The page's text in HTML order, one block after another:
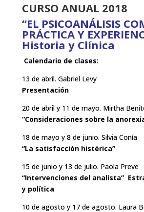
CURSO ANUAL 2018
“EL PSICOANÁLISIS
PRÁCTICA Y
Historia y Clínica
Calendario de clases:
13 de abril. Gabriel Levy
Presentación
20 de abril y 11 de mayo. Mirtha
“Consideraciones sobre la
18 de mayo y 8 de junio. Silvia Conía
“La satisfacción histérica”
15 de junio y 13 de julio. Paola Preve
“Intervenciones del analista”
y política
10 de agosto y 17 de agosto. Laura